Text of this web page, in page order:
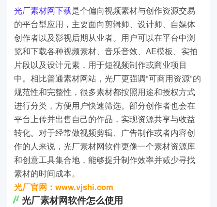
光厂素材网下载是个偏向视频素材与创作资源交易
的平台型应用，主要面向剪辑师、设计师、自媒体
创作者以及影视后期从业者。用户可以在平台中浏
览和下载各种视频素材、音乐音效、AE模板、实拍
片段以及设计元素，用于短视频制作或商业项目
中。相比普通素材网站，光厂更强调“可商用资源”的
规范性和完整性，很多素材都按照用途和授权方式
进行分类，方便用户快速筛选。部分创作者也会在
平台上传并出售自己的作品，实现资源共享与收益
转化。对于经常做视频剪辑、广告制作或者内容创
作的人来说，光厂素材网软件更像一个素材资源库
和创意工具集合地，能够提升制作效率并减少寻找
素材的时间成本。
光厂官网：www.vjshi.com
光厂素材网软件怎么使用